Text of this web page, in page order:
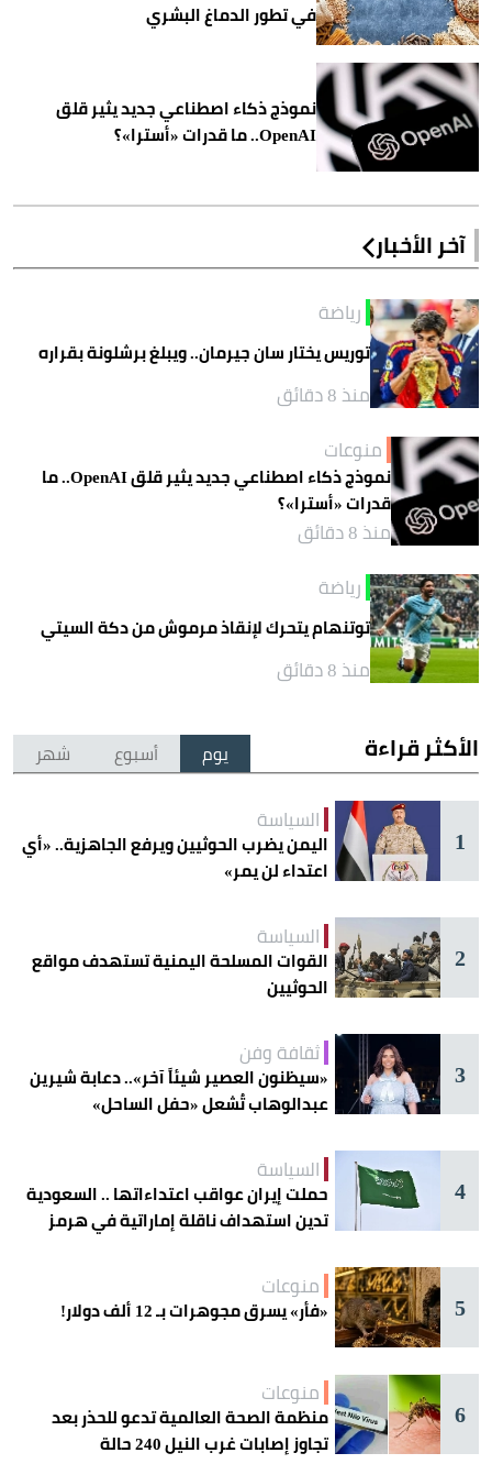
في تطور الدماغ البشري
نموذج ذكاء اصطناعي جديد يثير قلق
OpenAI.. ما قدرات «أسترا»؟
آخر الأخبار
رياضة
توريس يختار سان جيرمان.. ويبلغ برشلونة بقراره
منذ 8 دقائق
منوعات
نموذج ذكاء اصطناعي جديد يثير قلق OpenAI.. ما
قدرات «أسترا»؟
منذ 8 دقائق
رياضة
توتنهام يتحرك لإنقاذ مرموش من دكة السيتي
منذ 8 دقائق
الأكثر قراءة يوم أسبوع شهر
1
السياسة
اليمن يضرب الحوثيين ويرفع الجاهزية.. «أي
اعتداء لن يمر»
2
السياسة
القوات المسلحة اليمنية تستهدف مواقع
الحوثيين
3
ثقافة وفن
«سيظنون العصير شيئاً آخر».. دعابة شيرين
عبدالوهاب تُشعل «حفل الساحل»
4
السياسة
حملت إيران عواقب اعتداءاتها .. السعودية
تدين استهداف ناقلة إماراتية في هرمز
5
منوعات
«فأر» يسرق مجوهرات بـ 12 ألف دولار!
6
منوعات
منظمة الصحة العالمية تدعو للحذر بعد
تجاوز إصابات غرب النيل 240 حالة